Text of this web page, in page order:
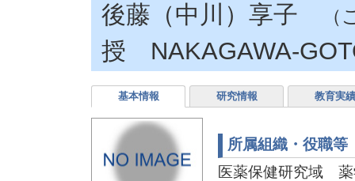
後藤（中川）享子
授 NAKAGAWA-
基本情報 研究情報 教育実績
所属組織・役職等
医薬保健研究域 薬